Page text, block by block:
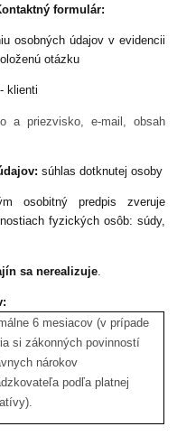
formulár:
osobných údajov v evidencii
otázku
klienti
a priezvisko, e-mail, obsah
súhlas dotknutej osoby
osobitný predpis zveruje
fyzických osôb: súdy,
sa nerealizuje
6 mesiacov (v prípade
si zákonných povinností
nárokov
podľa platnej